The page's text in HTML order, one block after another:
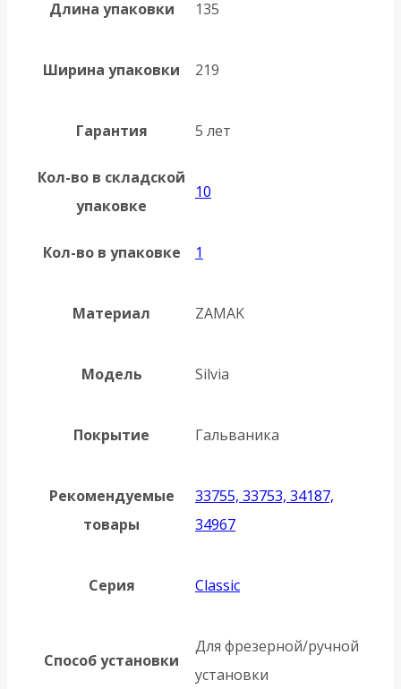
Длина упаковки 135
Ширина упаковки 219
Гарантия 5 лет
Кол-во в складской
упаковке
10
Кол-во в упаковке 1
Материал ZAMAK
Модель Silvia
Покрытие Гальваника
Рекомендуемые
товары
33755, 33753, 34187,
34967
Серия Classic
Способ установки
Для фрезерной/ручной
установки